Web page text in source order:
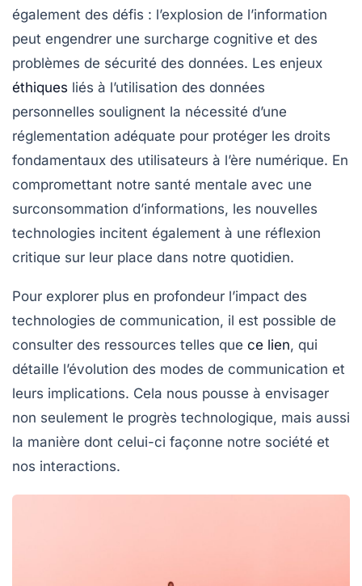
également des défis : l’explosion de l’information
peut engendrer une surcharge cognitive et des
problèmes de sécurité des données. Les enjeux
éthiques liés à l’utilisation des données
personnelles soulignent la nécessité d’une
réglementation adéquate pour protéger les droits
fondamentaux des utilisateurs à l’ère numérique. En
compromettant notre santé mentale avec une
surconsommation d’informations, les nouvelles
technologies incitent également à une réflexion
critique sur leur place dans notre quotidien.
Pour explorer plus en profondeur l’impact des
technologies de communication, il est possible de
consulter des ressources telles que ce lien, qui
détaille l’évolution des modes de communication et
leurs implications. Cela nous pousse à envisager
non seulement le progrès technologique, mais aussi
la manière dont celui-ci façonne notre société et
nos interactions.